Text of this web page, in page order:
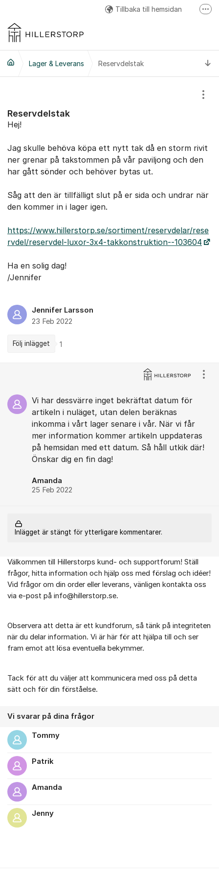
Tillbaka till hemsidan
Hillerstorp Youtube
Lager & Leverans Reservdelstak
Reservdelstak
Hej!
Jag skulle behöva köpa ett nytt tak då en storm rivit
ner grenar på takstommen på vår paviljong och den
har gått sönder och behöver bytas ut.
Såg att den är tillfälligt slut på er sida och undrar när
den kommer in i lager igen.
https://www.hillerstorp.se/sortiment/reservdelar/rese
rvdel/reservdel-luxor-3x4-takkonstruktion--103604
Ha en solig dag!
/Jennifer
Jennifer Larsson
23 Feb 2022
Följ inlägget 1
Vi har dessvärre inget bekräftat datum för
artikeln i nuläget, utan delen beräknas
inkomma i vårt lager senare i vår. När vi får
mer information kommer artikeln uppdateras
på hemsidan med ett datum. Så håll utkik där!
Önskar dig en fin dag!
Amanda
25 Feb 2022
Inlägget är stängt för ytterligare kommentarer.
Om forumet
Välkommen till Hillerstorps kund- och supportforum! Ställ
frågor, hitta information och hjälp oss med förslag och idéer!
Vid frågor om din order eller leverans, vänligen kontakta oss
via e-post på info@hillerstorp.se.
Observera att detta är ett kundforum, så tänk på integriteten
när du delar information. Vi är här för att hjälpa till och ser
fram emot att lösa eventuella bekymmer.
Tack för att du väljer att kommunicera med oss på detta
sätt och för din förståelse.
Vi svarar på dina frågor
Tommy
Patrik
Amanda
Jenny